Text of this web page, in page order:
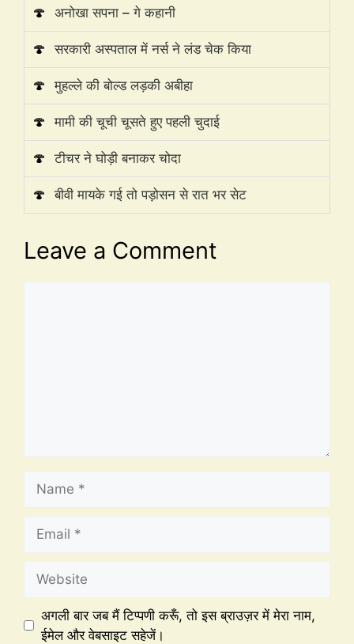
🍄 अनोखा सपना – गे कहानी
🍄 सरकारी अस्पताल में नर्स ने लंड चेक किया
🍄 मुहल्ले की बोल्ड लड़की अबीहा
🍄 मामी की चूची चूसते हुए पहली चुदाई
🍄 टीचर ने घोड़ी बनाकर चोदा
🍄 बीवी मायके गई तो पड़ोसन से रात भर सेट
Leave a Comment
अगली बार जब मैं टिप्पणी करूँ, तो इस ब्राउज़र में मेरा नाम,
ईमेल और वेबसाइट सहेजें।